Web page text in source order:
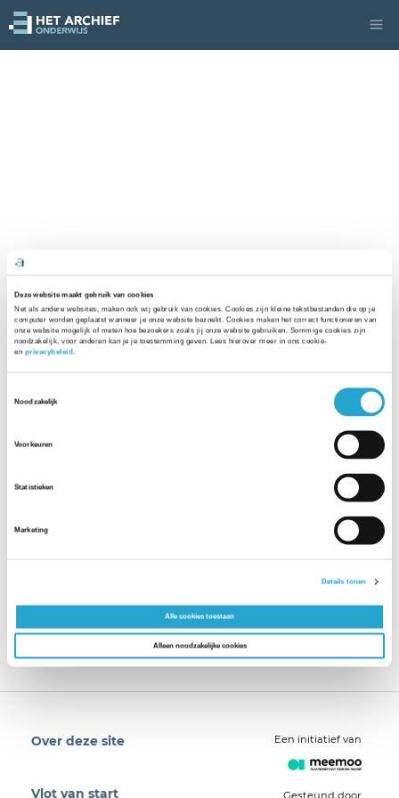
Deze website maakt gebruik van cookies
Net als andere websites, maken ook wij gebruik van cookies. Cookies zijn kleine tekstbestanden die op je
computer worden geplaatst wanneer je onze website bezoekt. Cookies maken het correct functioneren van
onze website mogelijk of meten hoe bezoekers zoals jij onze website gebruiken. Sommige cookies zijn
noodzakelijk, voor anderen kan je je toestemming geven. Lees hierover meer in ons cookie-
en privacybeleid.
Noodzakelijk
Voorkeuren
Statistieken
Marketing
Details tonen
Alle cookies toestaan
Alleen noodzakelijke cookies
Over deze site
Vlot van start
Een initiatief van
Gesteund door